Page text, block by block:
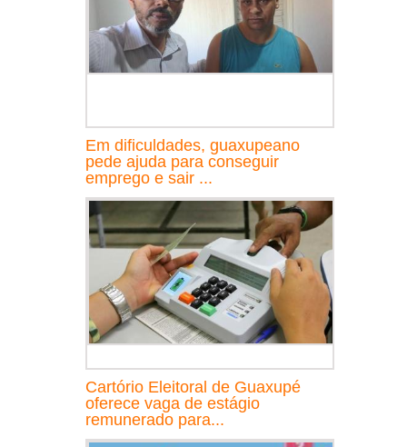
Em dificuldades, guaxupeano
pede ajuda para conseguir
emprego e sair ...
Cartório Eleitoral de Guaxupé
oferece vaga de estágio
remunerado para...